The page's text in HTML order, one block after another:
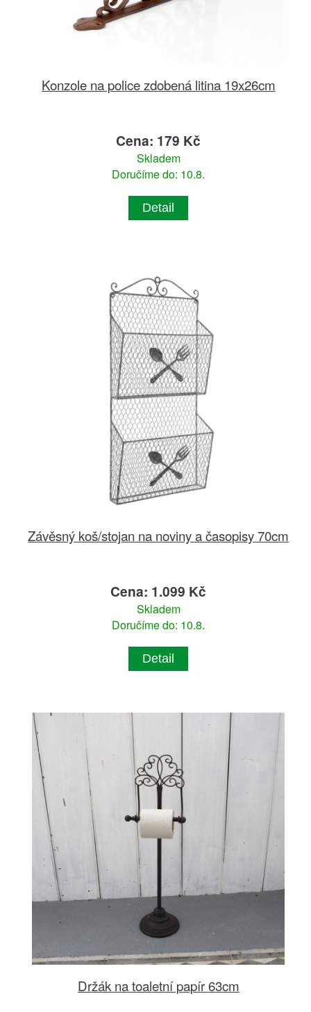
Konzole na police zdobená litina 19x26cm
Cena: 179 Kč
Skladem
Doručíme do: 10.8.
Detail
Závěsný koš/stojan na noviny a časopisy 70cm
Cena: 1.099 Kč
Skladem
Doručíme do: 10.8.
Detail
Držák na toaletní papír 63cm